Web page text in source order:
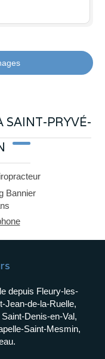
SAINT-PRYVÉ-
Bannier
depuis Fleury-les-
Jean-de-la-Ruelle,
Denis-en-Val,
Saint-Mesmin,